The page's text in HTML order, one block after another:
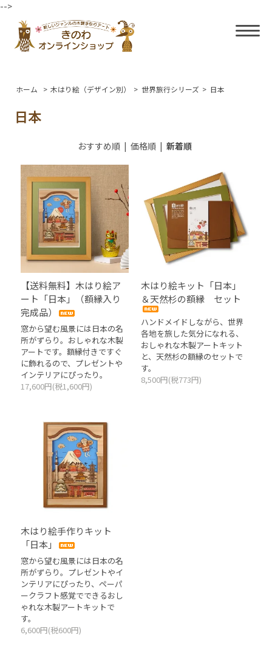
-->
ホーム > 木はり絵（デザイン別） > 世界旅行シリーズ > 日本
日本
おすすめ順| 価格順| 新着順
【送料無料】木はり絵ア
ート「日本」（額縁入り
完成品）
窓から望む風景には日本の名
所がずらり。おしゃれな木製
アートです。額縁付きですぐ
に飾れるので、プレゼントや
インテリアにぴったり。
17,600円(税1,600円)
木はり絵キット「日本」
＆天然杉の額縁 セット
ハンドメイドしながら、世界
各地を旅した気分になれる、
おしゃれな木製アートキット
と、天然杉の額縁のセットで
す。
8,500円(税773円)
木はり絵手作りキット
「日本」
窓から望む風景には日本の名
所がずらり。プレゼントやイ
ンテリアにぴったり、ペーパ
ークラフト感覚でできるおし
ゃれな木製アートキットで
す。
6,600円(税600円)